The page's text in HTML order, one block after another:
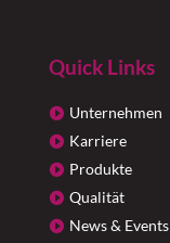
Quick Links
Unternehmen
Karriere
Produkte
Qualität
News & Events